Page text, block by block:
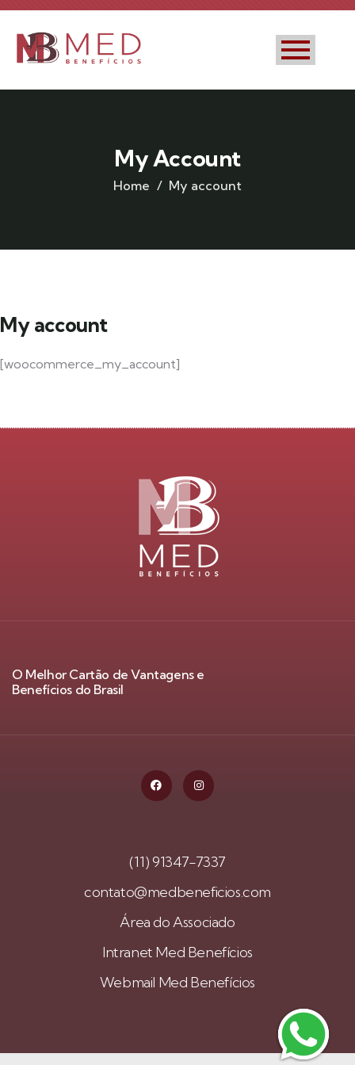
My Account
Home My account
My account
[woocommerce_my_account]
O Melhor Cartão de Vantagens e
Benefícios do Brasil
(11) 91347-7337
contato@medbeneficios.com
Área do Associado
Intranet Med Benefícios
Webmail Med Benefícios